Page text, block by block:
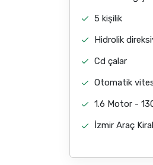
5 kişilik
Hidrolik
Cd çalar
Otomatik
1.6 Motor -
İzmir Araç